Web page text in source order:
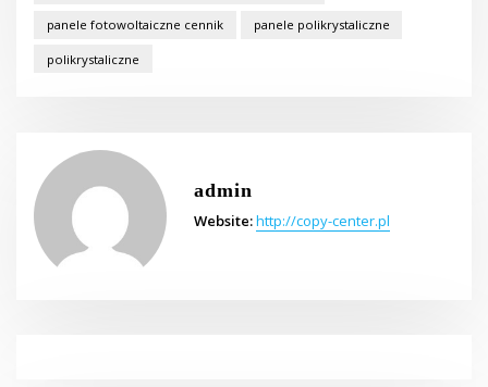
panele fotowoltaiczne cennik panele polikrystaliczne
polikrystaliczne
admin
Website:http://copy-center.pl